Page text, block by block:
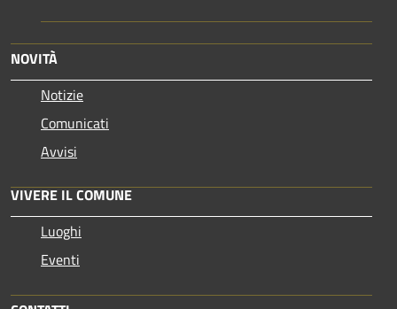
NOVITÀ
Notizie
Comunicati
Avvisi
VIVERE IL COMUNE
Luoghi
Eventi